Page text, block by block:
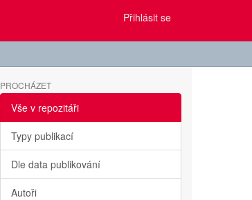
Přihlásit se
PROCHÁZET
Vše v repozitáři
Typy publikací
Dle data publikování
Autoři